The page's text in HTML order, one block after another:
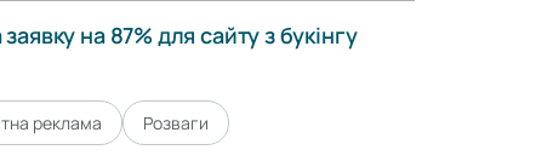
на 87% для сайту з букінгу
реклама Розваги